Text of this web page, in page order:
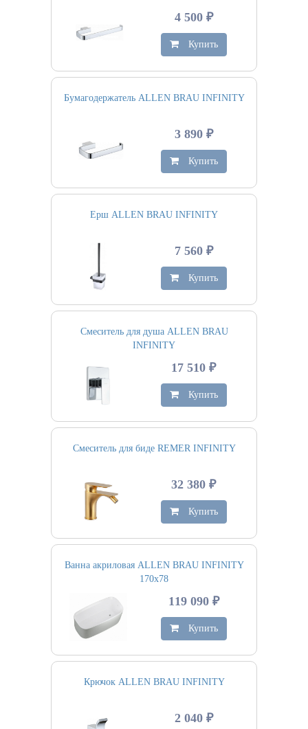
4 500 ₽
Купить
Бумагодержатель ALLEN BRAU INFINITY
3 890 ₽
Купить
Ерш ALLEN BRAU INFINITY
7 560 ₽
Купить
Смеситель для душа ALLEN BRAU
INFINITY
17 510 ₽
Купить
Смеситель для биде REMER INFINITY
32 380 ₽
Купить
Ванна акриловая ALLEN BRAU INFINITY
170х78
119 090 ₽
Купить
Крючок ALLEN BRAU INFINITY
2 040 ₽